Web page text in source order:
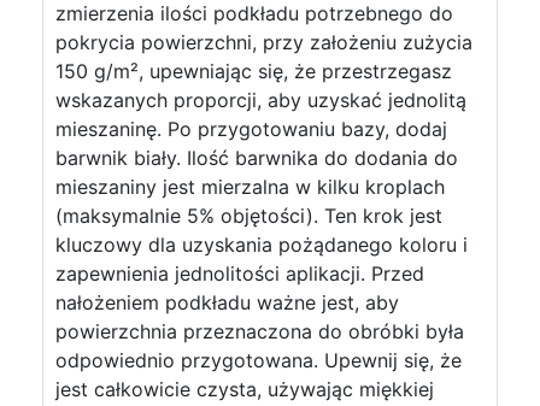
zmierzenia ilości podkładu potrzebnego do
pokrycia powierzchni, przy założeniu zużycia
150 g/m², upewniając się, że przestrzegasz
wskazanych proporcji, aby uzyskać jednolitą
mieszaninę. Po przygotowaniu bazy, dodaj
barwnik biały. Ilość barwnika do dodania do
mieszaniny jest mierzalna w kilku kroplach
(maksymalnie 5% objętości). Ten krok jest
kluczowy dla uzyskania pożądanego koloru i
zapewnienia jednolitości aplikacji. Przed
nałożeniem podkładu ważne jest, aby
powierzchnia przeznaczona do obróbki była
odpowiednio przygotowana. Upewnij się, że
jest całkowicie czysta, używając miękkiej